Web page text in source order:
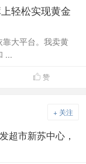
轻松实现黄金
大平台。我卖黄
...
 赞
+ 关注
超市新苏中心，